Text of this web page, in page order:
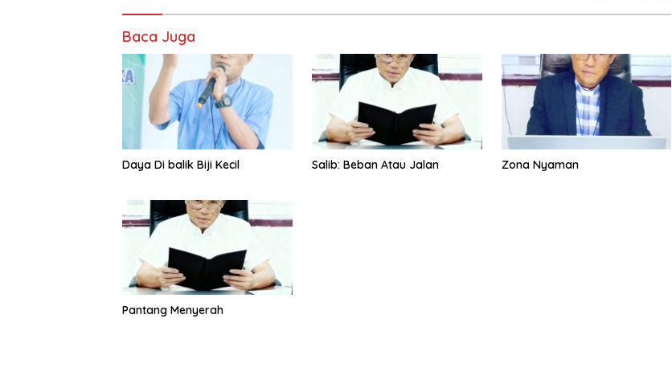
Baca Juga
Daya Di balik Biji Kecil Salib: Beban Atau Jalan Zona Nyaman
Pantang Menyerah